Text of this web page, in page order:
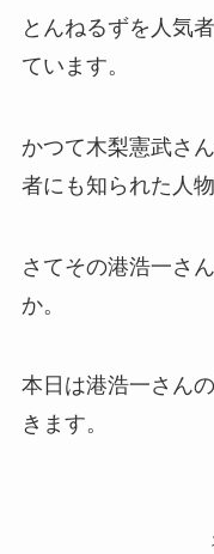
とんねるずを人気
ています。
かつて木梨憲武さ
者にも知られた人物
さてその港浩一さ
か。
本日は港浩一さん
きます。